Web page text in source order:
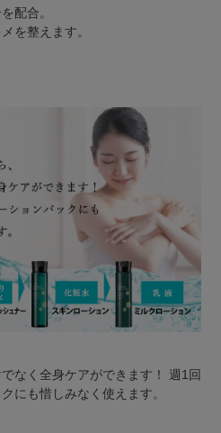
配合。
を整えます。
なく全身ケアができます！ 週1回
にも惜しみなく使えます。